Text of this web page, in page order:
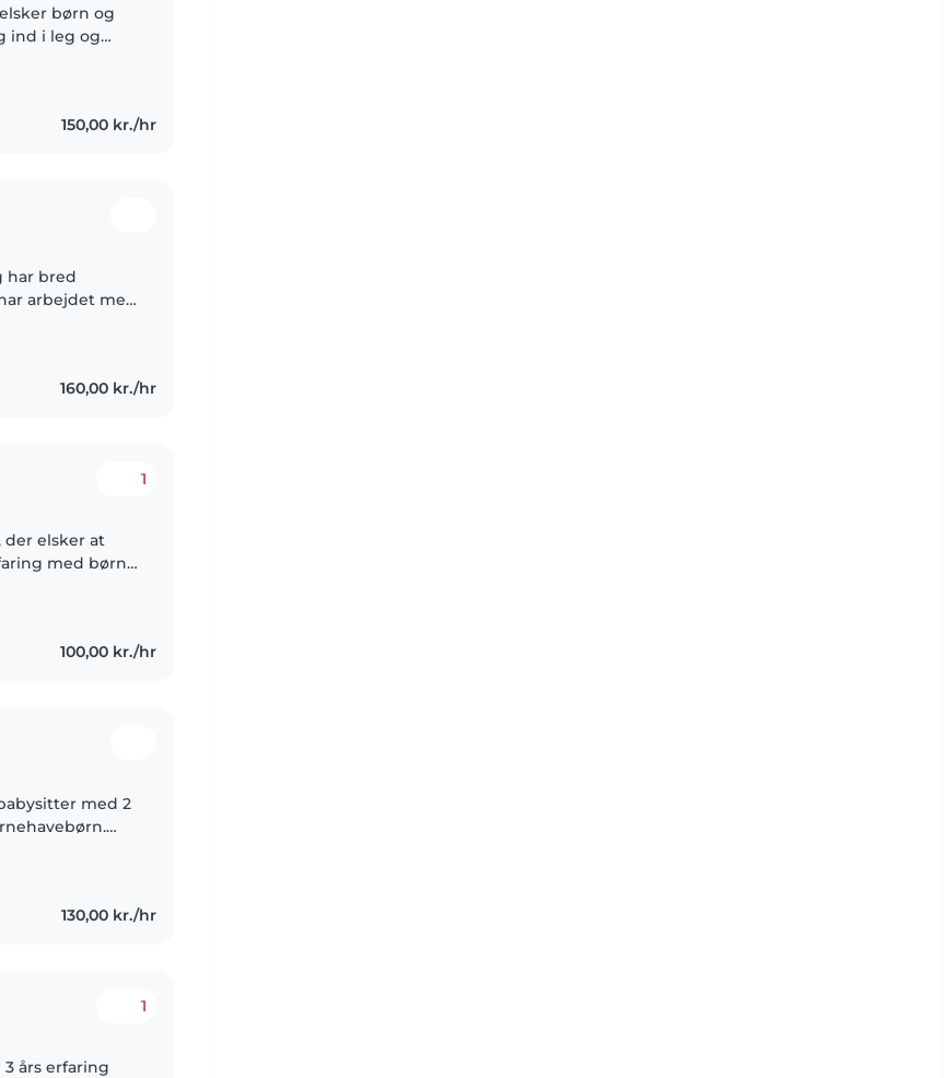
børn og
ind i leg og
150,00 kr./hr
har bred
arbejdet med
160,00 kr./hr
1
der elsker at
med børn
100,00 kr./hr
med 2
130,00 kr./hr
1
års erfaring